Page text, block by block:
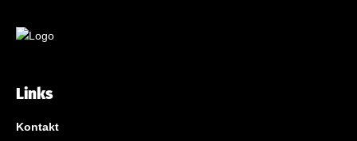
Links
Kontakt